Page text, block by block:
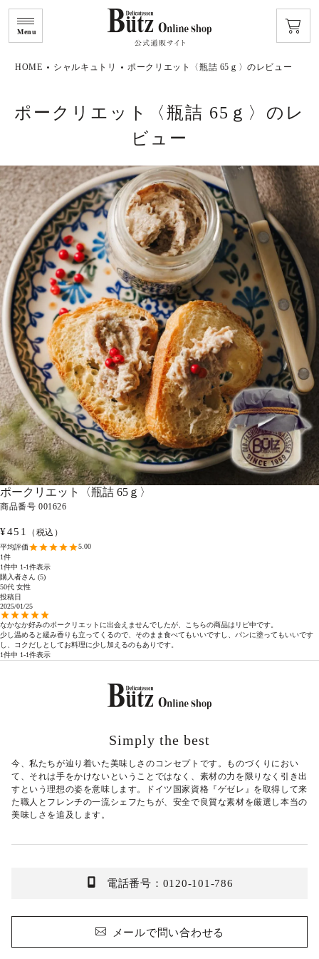
Menu
HOME シャルキュトリ ポークリエット〈瓶詰 65ｇ〉のレビュー
ポークリエット〈瓶詰 65ｇ〉のレ
ビュー
ポークリエット〈瓶詰 65ｇ〉
商品番号 001626
¥451 （税込）
5.00
1
1件中 1-1件表示
購入者さん
5
50代 女性
投稿日
2025/01/25
なかなか好みのポークリエットに出会えませんでしたが、こちらの商品はリピ中です。
少し温めると緩み香りも立ってくるので、そのまま食べてもいいですし、パンに塗ってもいいです
し、コクだしとしてお料理に少し加えるのもありです。
1件中 1-1件表示
Simply the best
今、私たちが辿り着いた美味しさのコンセプトです。ものづくりにおい
て、それは手をかけないということではなく、素材の力を限りなく引き出
すという理想の姿を意味します。ドイツ国家資格『ゲゼレ』を取得して来
た職人とフレンチの一流シェフたちが、安全で良質な素材を厳選し本当の
美味しさを追及します。
電話番号：0120-101-786
メールで問い合わせる